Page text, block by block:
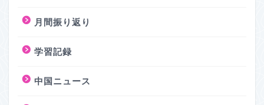
月間振り返り
学習記録
中国ニュース